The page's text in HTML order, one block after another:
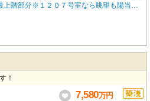
上階部分※１２０７号室なら眺望も陽当た
ルコニー２０．３８㎡、広々３ＬＤＫで
タワー型ＲＣ、宅配ＢＯＸ・床暖房・防
すきの駅徒歩２分、すすきの・中島公園
／二重天井設計・浴室乾燥・ＩＨなど高
！
7,580万円